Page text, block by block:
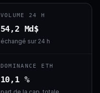
VOLUME 24 H
54,2 Md$
échangé sur 24 h
DOMINANCE ETH
10,1 %